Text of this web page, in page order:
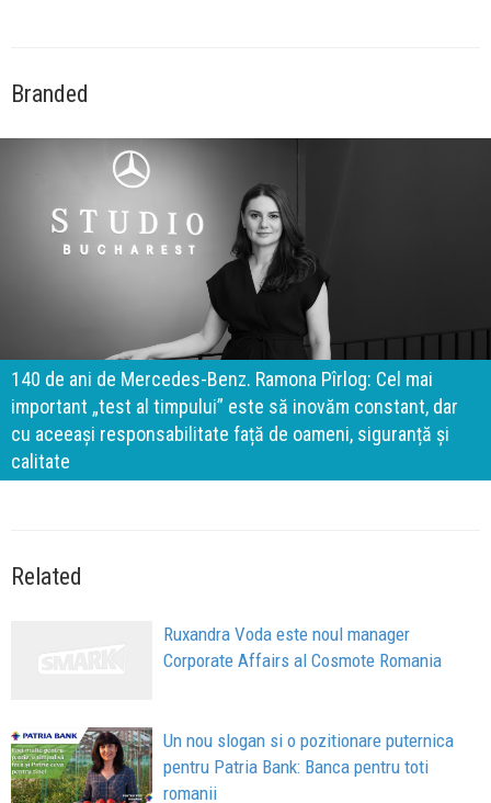
Branded
140 de ani de Mercedes-Benz. Ramona Pîrlog: Cel mai
important „test al timpului” este să inovăm constant, dar
cu aceeași responsabilitate față de oameni, siguranță și
calitate
Related
Ruxandra Voda este noul manager
Corporate Affairs al Cosmote Romania
Un nou slogan si o pozitionare puternica
pentru Patria Bank: Banca pentru toti
romanii